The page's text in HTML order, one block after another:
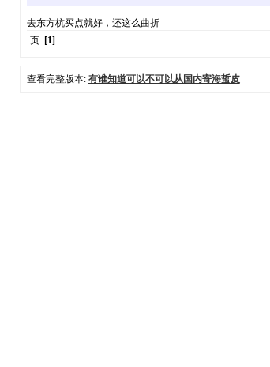
去东方杭买点就好，还这么曲折
页: [1]
查看完整版本: 有谁知道可以不可以从国内寄海蜇皮